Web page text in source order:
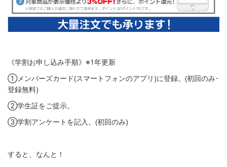
《学割お申し込み手順》※1年更新
①メンバーズカード(スマートフォンのアプリ)に登録。(初回のみ･
登録無料)
②学生証をご提示。
③学割アンケートを記入。(初回のみ)
すると、なんと！